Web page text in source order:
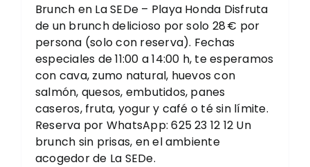
Brunch en La SEDe – Playa Honda Disfruta
de un brunch delicioso por solo 28 € por
persona (solo con reserva). Fechas
especiales de 11:00 a 14:00 h, te esperamos
con cava, zumo natural, huevos con
salmón, quesos, embutidos, panes
caseros, fruta, yogur y café o té sin límite.
Reserva por WhatsApp: 625 23 12 12 Un
brunch sin prisas, en el ambiente
acogedor de La SEDe.